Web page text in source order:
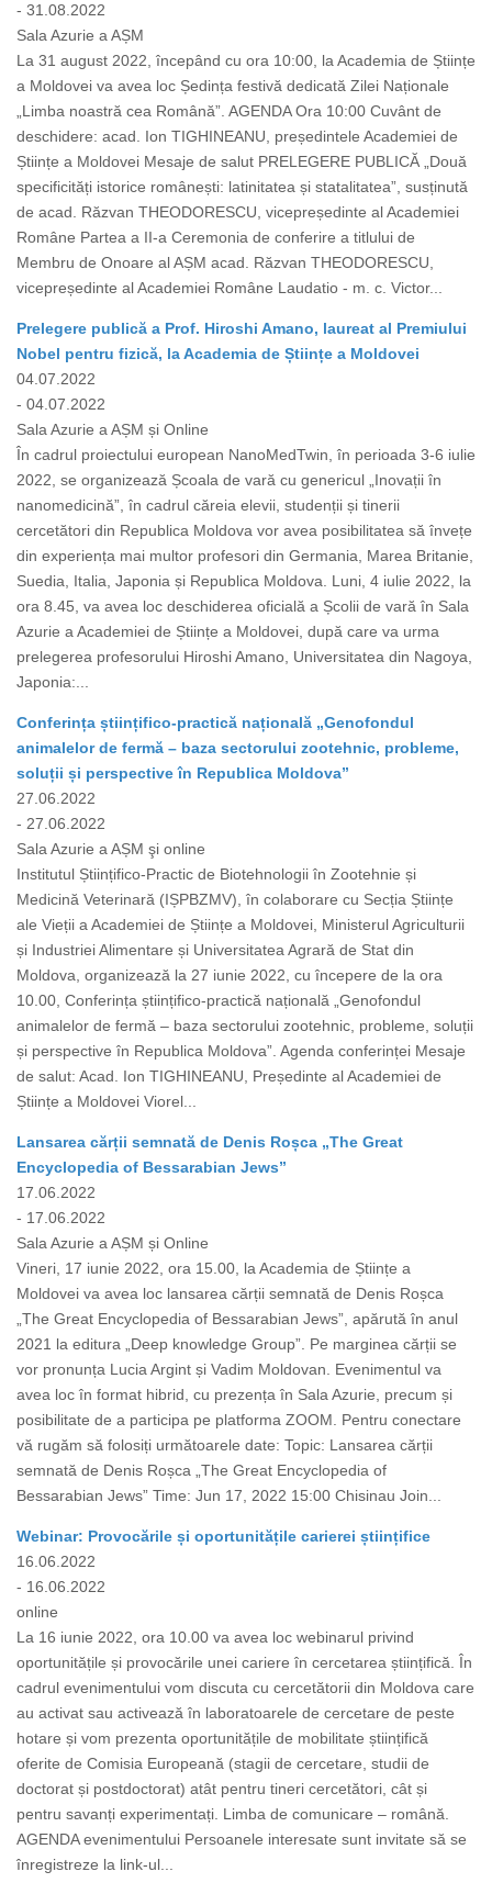
- 31.08.2022
Sala Azurie a AȘM
La 31 august 2022, începând cu ora 10:00, la Academia de Științe
a Moldovei va avea loc Ședința festivă dedicată Zilei Naționale
„Limba noastră cea Română”. AGENDA Ora 10:00 Cuvânt de
deschidere: acad. Ion TIGHINEANU, președintele Academiei de
Științe a Moldovei Mesaje de salut PRELEGERE PUBLICĂ „Două
specificități istorice românești: latinitatea și statalitatea”, susținută
de acad. Răzvan THEODORESCU, vicepreședinte al Academiei
Române Partea a II-a Ceremonia de conferire a titlului de
Membru de Onoare al AȘM acad. Răzvan THEODORESCU,
vicepreședinte al Academiei Române Laudatio - m. c. Victor...
Prelegere publică a Prof. Hiroshi Amano, laureat al Premiului
Nobel pentru fizică, la Academia de Științe a Moldovei
04.07.2022
- 04.07.2022
Sala Azurie a AȘM și Online
În cadrul proiectului european NanoMedTwin, în perioada 3-6 iulie
2022, se organizează Școala de vară cu genericul „Inovații în
nanomedicină”, în cadrul căreia elevii, studenții și tinerii
cercetători din Republica Moldova vor avea posibilitatea să învețe
din experiența mai multor profesori din Germania, Marea Britanie,
Suedia, Italia, Japonia și Republica Moldova. Luni, 4 iulie 2022, la
ora 8.45, va avea loc deschiderea oficială a Școlii de vară în Sala
Azurie a Academiei de Științe a Moldovei, după care va urma
prelegerea profesorului Hiroshi Amano, Universitatea din Nagoya,
Japonia:...
Conferința științifico-practică națională „Genofondul
animalelor de fermă – baza sectorului zootehnic, probleme,
soluții și perspective în Republica Moldova”
27.06.2022
- 27.06.2022
Sala Azurie a AȘM şi online
Institutul Științifico-Practic de Biotehnologii în Zootehnie și
Medicină Veterinară (IȘPBZMV), în colaborare cu Secția Științe
ale Vieții a Academiei de Științe a Moldovei, Ministerul Agriculturii
și Industriei Alimentare și Universitatea Agrară de Stat din
Moldova, organizează la 27 iunie 2022, cu începere de la ora
10.00, Conferința științifico-practică națională „Genofondul
animalelor de fermă – baza sectorului zootehnic, probleme, soluții
și perspective în Republica Moldova”. Agenda conferinței Mesaje
de salut: Acad. Ion TIGHINEANU, Președinte al Academiei de
Științe a Moldovei Viorel...
Lansarea cărții semnată de Denis Roșca „The Great
Encyclopedia of Bessarabian Jews”
17.06.2022
- 17.06.2022
Sala Azurie a AȘM și Online
Vineri, 17 iunie 2022, ora 15.00, la Academia de Științe a
Moldovei va avea loc lansarea cărții semnată de Denis Roșca
„The Great Encyclopedia of Bessarabian Jews”, apărută în anul
2021 la editura „Deep knowledge Group”. Pe marginea cărții se
vor pronunța Lucia Argint și Vadim Moldovan. Evenimentul va
avea loc în format hibrid, cu prezența în Sala Azurie, precum și
posibilitate de a participa pe platforma ZOOM. Pentru conectare
vă rugăm să folosiți următoarele date: Topic: Lansarea cărții
semnată de Denis Roșca „The Great Encyclopedia of
Bessarabian Jews” Time: Jun 17, 2022 15:00 Chisinau Join...
Webinar: Provocările și oportunitățile carierei științifice
16.06.2022
- 16.06.2022
online
La 16 iunie 2022, ora 10.00 va avea loc webinarul privind
oportunitățile și provocările unei cariere în cercetarea științifică. În
cadrul evenimentului vom discuta cu cercetătorii din Moldova care
au activat sau activează în laboratoarele de cercetare de peste
hotare și vom prezenta oportunitățile de mobilitate științifică
oferite de Comisia Europeană (stagii de cercetare, studii de
doctorat și postdoctorat) atât pentru tineri cercetători, cât și
pentru savanți experimentați. Limba de comunicare – română.
AGENDA evenimentului Persoanele interesate sunt invitate să se
înregistreze la link-ul...